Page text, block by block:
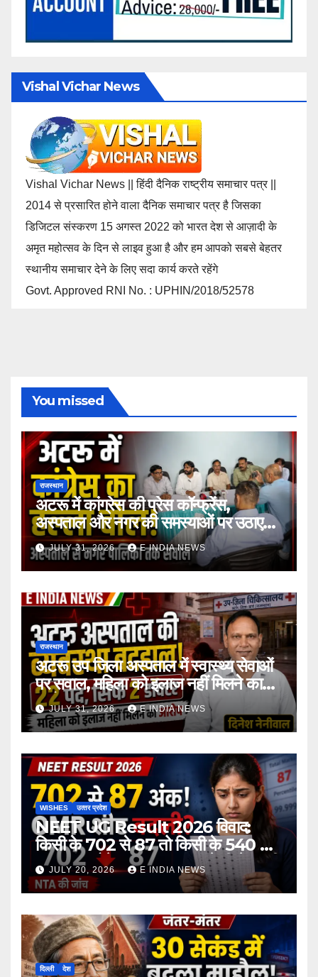
Vishal Vichar News
Vishal Vichar News || हिंदी दैनिक राष्ट्रीय समाचार पत्र ||
2014 से प्रसारित होने वाला दैनिक समाचार पत्र है जिसका
डिजिटल संस्करण 15 अगस्त 2022 को भारत देश से आज़ादी के
अमृत महोत्सव के दिन से लाइव हुआ है और हम आपको सबसे बेहतर
स्थानीय समाचार देने के लिए सदा कार्य करते रहेंगे
Govt. Approved RNI No. : UPHIN/2018/52578
You missed
राजस्थान
अटरू में कांग्रेस की प्रेस कॉन्फ्रेंस,
अस्पताल और नगर की समस्याओं पर उठाए
सवाल
JULY 31, 2026 E INDIA NEWS
राजस्थान
अटरू उप जिला अस्पताल में स्वास्थ्य सेवाओं
पर सवाल, महिला को इलाज नहीं मिलने का
आरोप
JULY 31, 2026 E INDIA NEWS
WISHES उत्‍तर प्रदेश
NEET UG Result 2026 विवाद:
किसी के 702 से 87 तो किसी के 540 से
167 अंक होने का दावा, NTA ने दी चेतावनी
JULY 20, 2026 E INDIA NEWS
दिल्ली देश